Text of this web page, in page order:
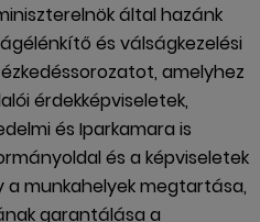
által hazánk
és válságkezelési
amelyhez
érdekképviseletek,
és Iparkamara is
és a képviseletek
munkahelyek megtartása,
garantálása a